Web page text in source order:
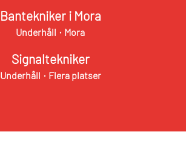
Bantekniker i Mora
Underhåll · Mora
Signaltekniker
Underhåll · Flera platser